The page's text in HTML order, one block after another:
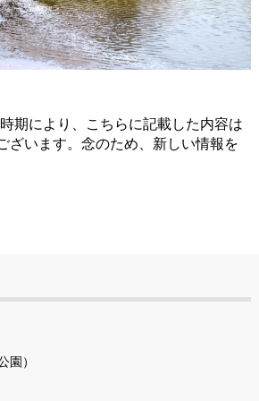
期により、こちらに記載した内容は
ざいます。念のため、新しい情報を
園）